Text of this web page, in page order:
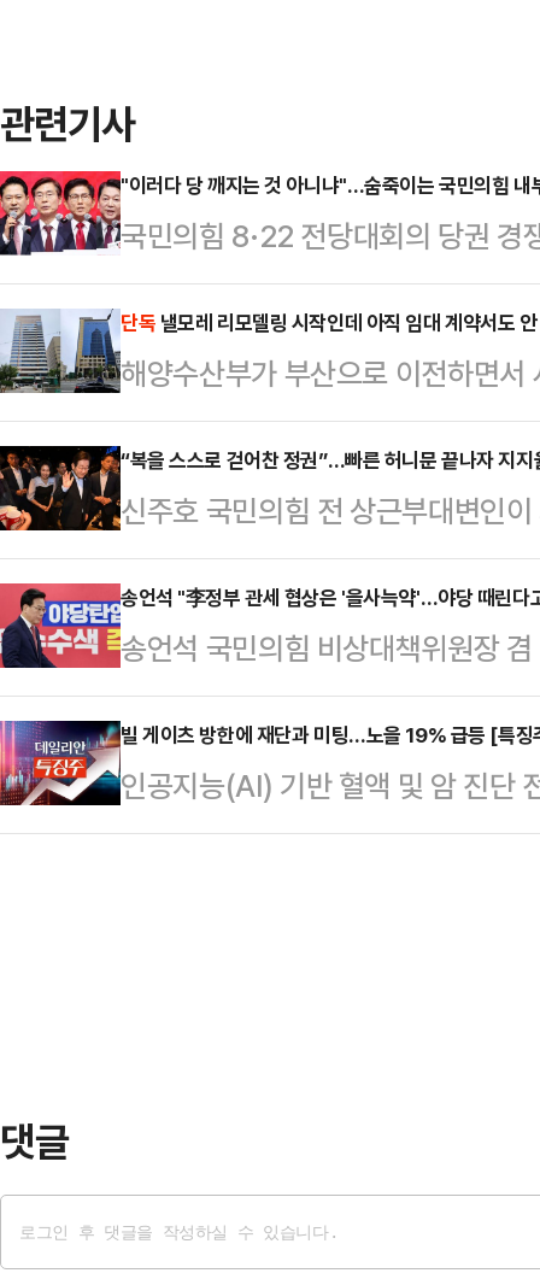
관련기사
"이러다 당 깨지는 것 아니냐"…숨죽이는 국민의힘
국민의힘 8·22 전당대회의 당권 경
격화되는 모양새다. 계엄과 탄핵을
이 극으로 치닫고 있다. 당권 경쟁
당 안팎에선 당이 쪼개지는 이른바
새다. 어떤 후보가 당권을 잡느냐에
구가 분출될 가능성도 있는 만큼,
다.국민의힘 당권주자인 조경태 후
후보를 향해 …
단독 낼모레 리모델링 시작인데 아직 임대 계약서도
해양수산부가 부산으로 이전하면
결하지 않은 것으로 확인됐다. 다음
칫 시간에 쫓겨 불합리한 계약을 체
는 연내 부산 이전을 위해 부산시
빌딩)과 협성빌딩(협성웨딩뷔페)
를, 협성빌딩은 6개 층을 사용한다
한 내용을 공식 발표했다.그로부터
당 건물들에 대한…
“복을 스스로 걷어찬 정권”…빠른 허니문 끝나자 지지
신주호 국민의힘 전 상근부대변인
을 두고 “정권 초반의 복을 스스로
히 조국·윤미향 사면, 더불어민주
정책 혼선 등이 원인이라고 분석했
카르텔을 형성했다는 민심의 분노
부대변인은 지난 18일 자신이 진행
‘나라가TV’ 생방송에서 “민주당과
자신들 내부의 권력투…
송언석 "李정부 관세 협상은 '을사늑약'…야당 때린다
송언석 국민의힘 비상대책위원장
미국 원전기업 웨스팅하우스 간 합
라는 정치적 선동을 가하고 있다"
라고 한다면 3500억불 투자와
지, 간·쓸개까지 다 내준 이재명 정
빌 게이츠 방한에 재단과 미팅…노을 19% 급등 [특
인공지능(AI) 기반 혈액 및 암 진단
다.21일 한국거래소에 따르면 이
댓글